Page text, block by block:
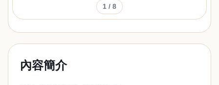
1 / 8
內容簡介